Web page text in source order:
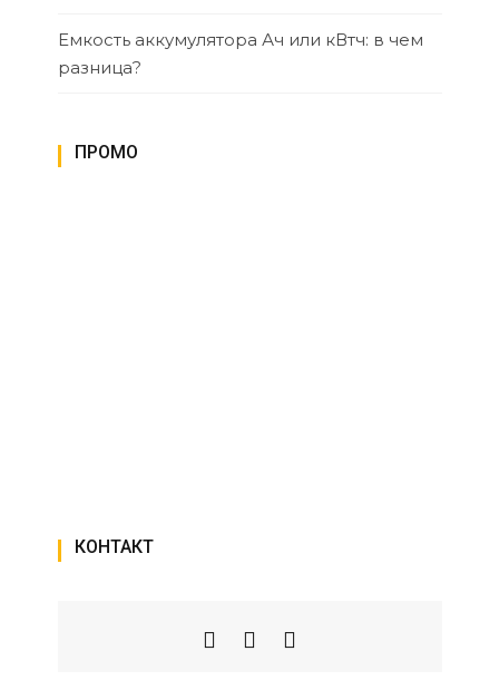
Емкость аккумулятора Ач или кВтч: в чем
разница?
ПРОМО
КОНТАКТ